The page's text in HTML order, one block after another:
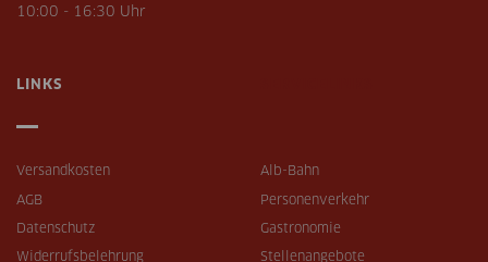
10:00 - 16:30 Uhr
LINKS
Versandkosten
AGB
Datenschutz
Widerrufsbelehrung
Alb-Bahn
Personenverkehr
Gastronomie
Stellenangebote